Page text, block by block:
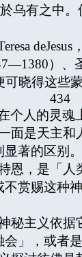
乌有之中
）
可晓得这
434
人的灵
是天主
著的区别。
，是「人
赏赐这种
主义依
」，或者